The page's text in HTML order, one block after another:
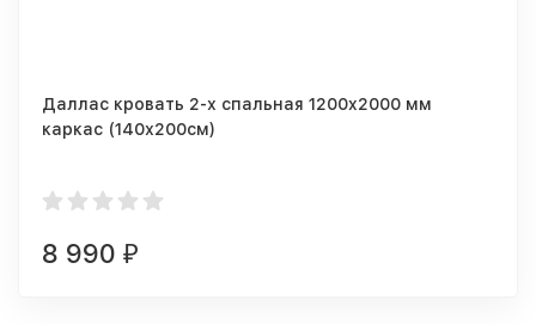
Даллас кровать 2-х спальная 1200x2000 мм
каркас (140х200см)
8 990 ₽